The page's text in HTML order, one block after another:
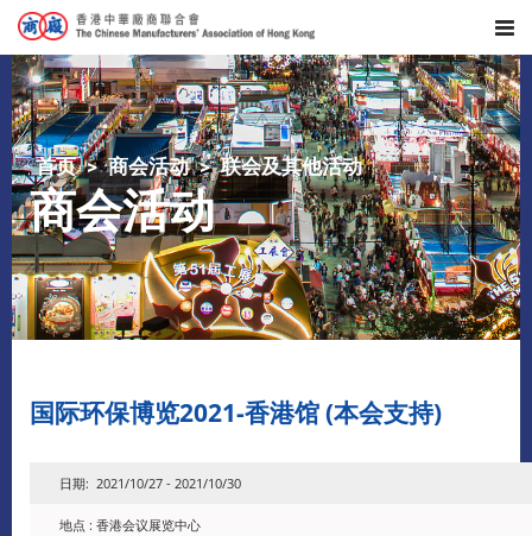
首页 商会活动 联会及其他活动
商会活动
国际环保博览2021-香港馆 (本会支持)
日期: 2021/10/27 - 2021/10/30
地点 : 香港会议展览中心